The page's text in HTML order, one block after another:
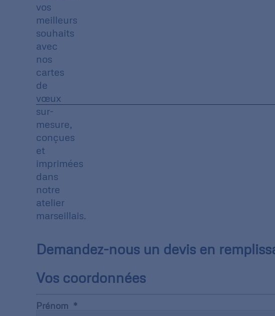
vos
meilleurs
souhaits
avec
nos
cartes
de
vœux
sur-
mesure,
conçues
et
imprimées
dans
notre
atelier
marseillais.
Demandez-nous un devis en
Vos coordonnées
Prénom